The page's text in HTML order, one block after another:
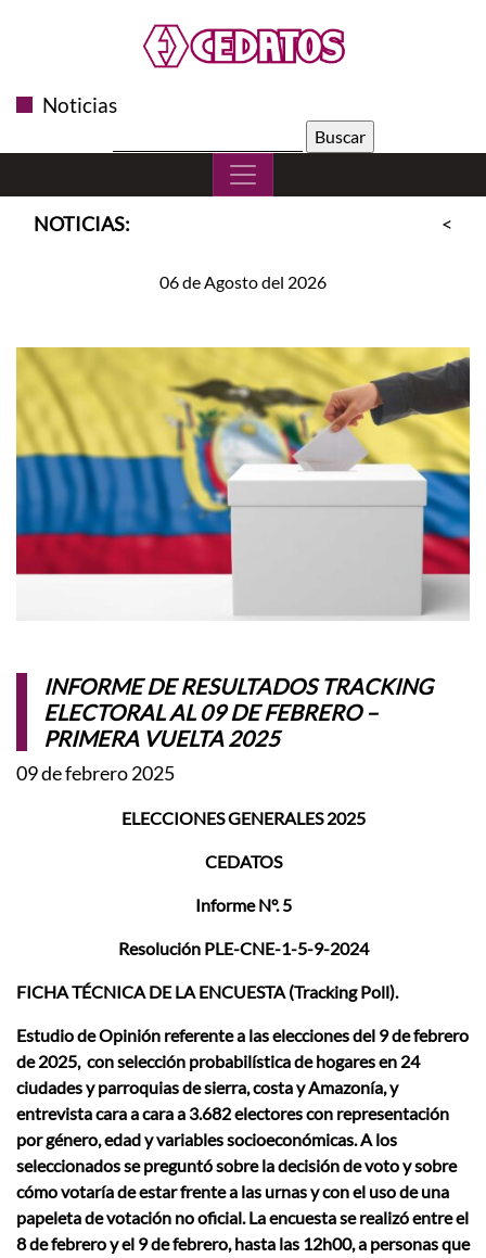
Noticias
NOTICIAS: <<
06 de Agosto del 2026
INFORME DE RESULTADOS TRACKING
ELECTORAL AL 09 DE FEBRERO –
PRIMERA VUELTA 2025
09 de febrero 2025
ELECCIONES GENERALES 2025
CEDATOS
Informe N°. 5
Resolución PLE-CNE-1-5-9-2024
FICHA TÉCNICA DE LA ENCUESTA (Tracking Poll).
Estudio de Opinión referente a las elecciones del 9 de febrero
de 2025, con selección probabilística de hogares en 24
ciudades y parroquias de sierra, costa y Amazonía, y
entrevista cara a cara a 3.682 electores con representación
por género, edad y variables socioeconómicas. A los
seleccionados se preguntó sobre la decisión de voto y sobre
cómo votaría de estar frente a las urnas y con el uso de una
papeleta de votación no oficial. La encuesta se realizó entre el
8 de febrero y el 9 de febrero, hasta las 12h00, a personas que